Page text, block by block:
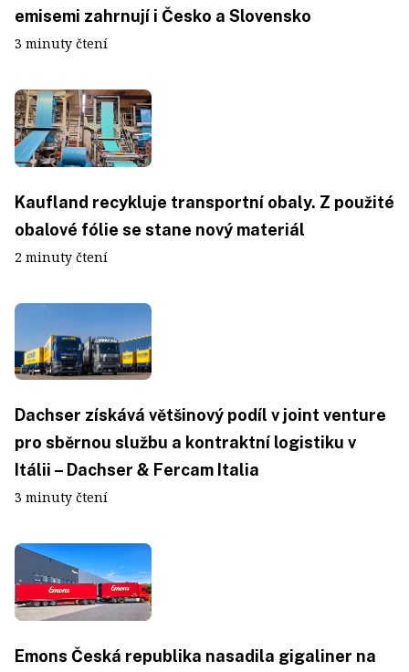
emisemi zahrnují i Česko a Slovensko
3 minuty čtení
Kaufland recykluje transportní obaly. Z použité
obalové fólie se stane nový materiál
2 minuty čtení
Dachser získává většinový podíl v joint venture
pro sběrnou službu a kontraktní logistiku v
Itálii – Dachser & Fercam Italia
3 minuty čtení
Emons Česká republika nasadila gigaliner na